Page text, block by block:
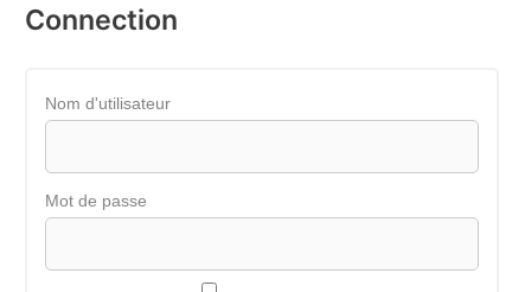
Connection
Nom d'utilisateur
Mot de passe